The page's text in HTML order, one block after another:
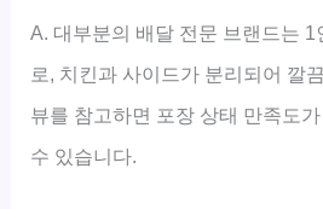
A. 대부분의 배달 전문 브랜드는 1
로, 치킨과 사이드가 분리되어 깔
뷰를 참고하면 포장 상태 만족도
수 있습니다.